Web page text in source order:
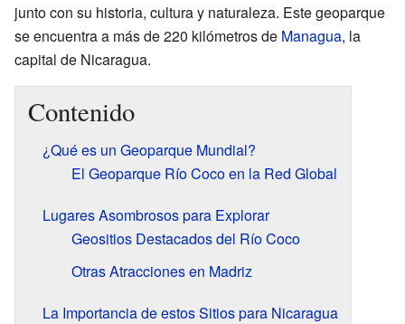
junto con su historia, cultura y naturaleza. Este geoparque
se encuentra a más de 220 kilómetros de Managua, la
capital de Nicaragua.
Contenido
¿Qué es un Geoparque Mundial?
El Geoparque Río Coco en la Red Global
Lugares Asombrosos para Explorar
Geositios Destacados del Río Coco
Otras Atracciones en Madriz
La Importancia de estos Sitios para Nicaragua